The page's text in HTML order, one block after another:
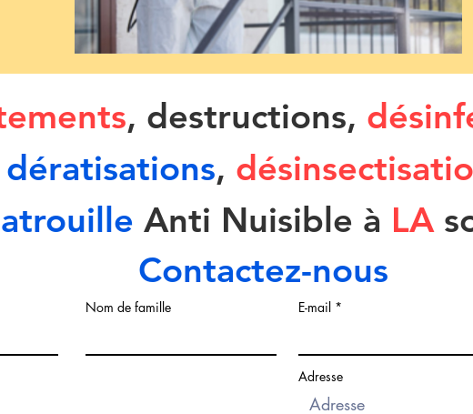
, destructions,
dératisations,
Anti Nuisible à LA
Contactez-nous
Nom de famille E-mail
Adresse